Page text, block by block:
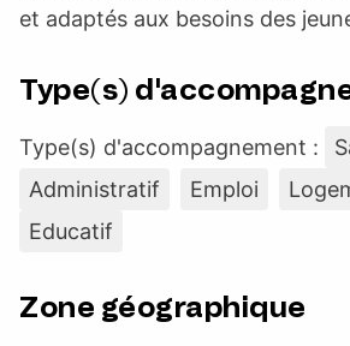
et adaptés aux besoins des
Type(s)
Type(s) d'accompagnement :
Administratif
Emploi
Educatif
Zone géographique